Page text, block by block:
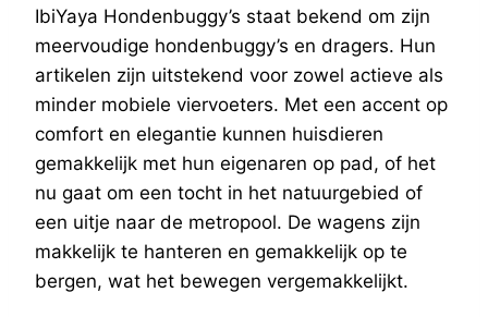
IbiYaya Hondenbuggy’s staat bekend om zijn
meervoudige hondenbuggy’s en dragers. Hun
artikelen zijn uitstekend voor zowel actieve als
minder mobiele viervoeters. Met een accent op
comfort en elegantie kunnen huisdieren
gemakkelijk met hun eigenaren op pad, of het
nu gaat om een tocht in het natuurgebied of
een uitje naar de metropool. De wagens zijn
makkelijk te hanteren en gemakkelijk op te
bergen, wat het bewegen vergemakkelijkt.